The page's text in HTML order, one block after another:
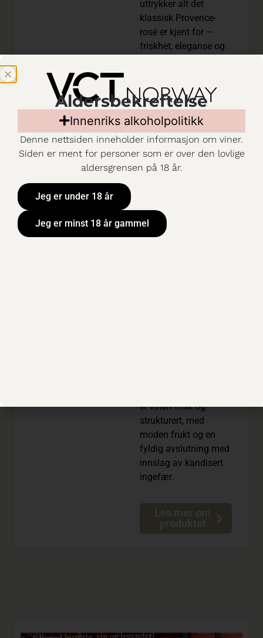
uttrykker alt det
klassisk Provence-
rosé er kjent for –
friskhet, eleganse og
grunnpilar i
virksomheten, og
produsenten er både
sertifisert økologisk
og B Corp.
Etoile er en lyserosa
fra regenerativt
dyrkede vinmarker i
den anerkjente «gylne
er vinen frisk og
strukturert, med
moden frukt og en
fyldig avslutning med
innslag av kandisert
ingefær.
Aldersbekreftelse
Innenriks alkoholpolitikk
Denne nettsiden inneholder informasjon om viner.
Siden er ment for personer som er over den lovlige
aldersgrensen på 18 år.
Jeg er under 18 år
Jeg er minst 18 år gammel